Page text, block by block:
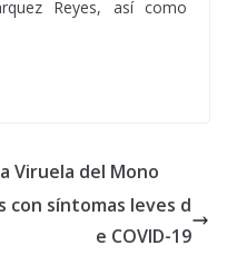
Reyes, así como
Viruela del Mono
con síntomas leves d
e COVID-19